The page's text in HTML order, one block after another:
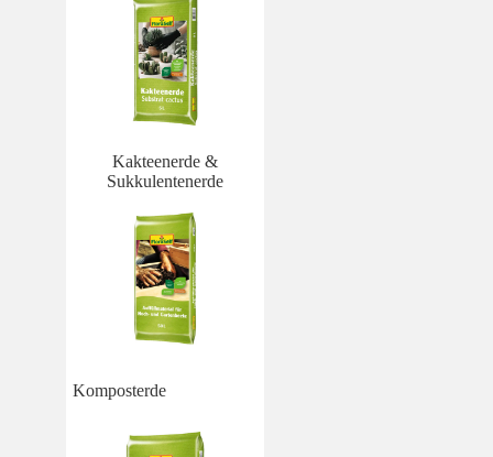
Kakteenerde &
Sukkulentenerde
Komposterde